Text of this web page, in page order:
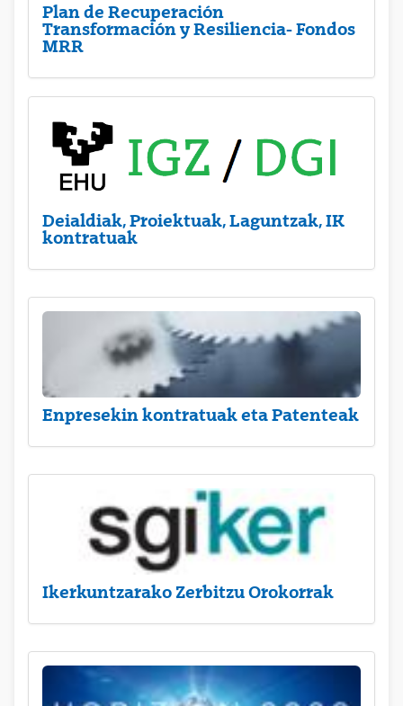
Plan de Recuperación
Transformación y Resiliencia- Fondos
MRR
Deialdiak, Proiektuak, Laguntzak, IK
kontratuak
Enpresekin kontratuak eta Patenteak
Ikerkuntzarako Zerbitzu Orokorrak